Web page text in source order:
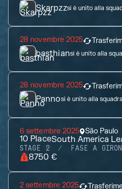
Skarpzzsi è unito alla
28 novembre 2025
basthiansi è unito alla
28 novembre 2025
Pannosi è unito alla
6 settembre 2025 São Paulo
10 PlaceSouth America
STAGE 2 FASE A
8750 €
2 settembre 2025